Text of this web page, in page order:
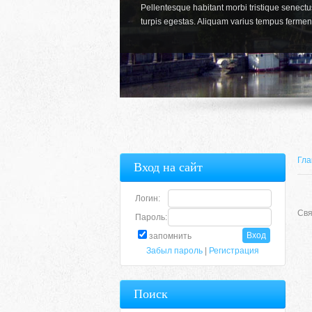
Pellentesque habitant morbi tristique
turpis egestas. Aliquam varius tempus
Вход на сайт
Логин:
Пароль:
запомнить
Забыл пароль
Регистрация
Поиск